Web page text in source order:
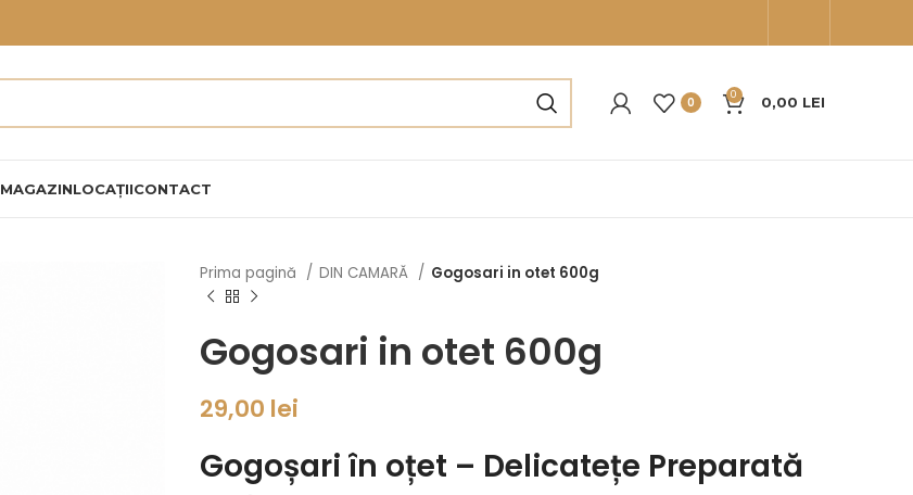
0
0 0,00 LEI
MAGAZINLOCAȚIICONTACT
Prima pagină DIN CAMARĂ Gogosari in otet 600g
Gogosari in otet 600g
29,00 lei
Gogoșari în oțet – Delicatețe Preparată